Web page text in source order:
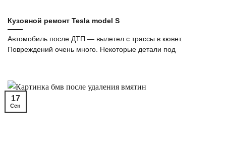
Кузовной ремонт Tesla model S
Автомобиль после ДТП — вылетел с трассы в кювет.
Повреждений очень много. Некоторые детали под
17
Сен